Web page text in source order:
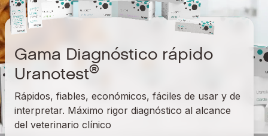
Gama Diagnóstico rápido
Uranotest®
Rápidos, fiables, económicos, fáciles de usar y de
interpretar. Máximo rigor diagnóstico al alcance
del veterinario clínico